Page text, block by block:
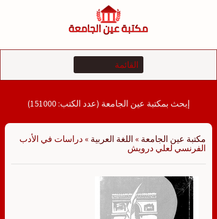
إبحث بمكتبة عين الجامعة (عدد الكتب: 151000)
مكتبة عين الجامعة » اللغة العربية » دراسات في الأدب
الفرنسي لعلي درويش